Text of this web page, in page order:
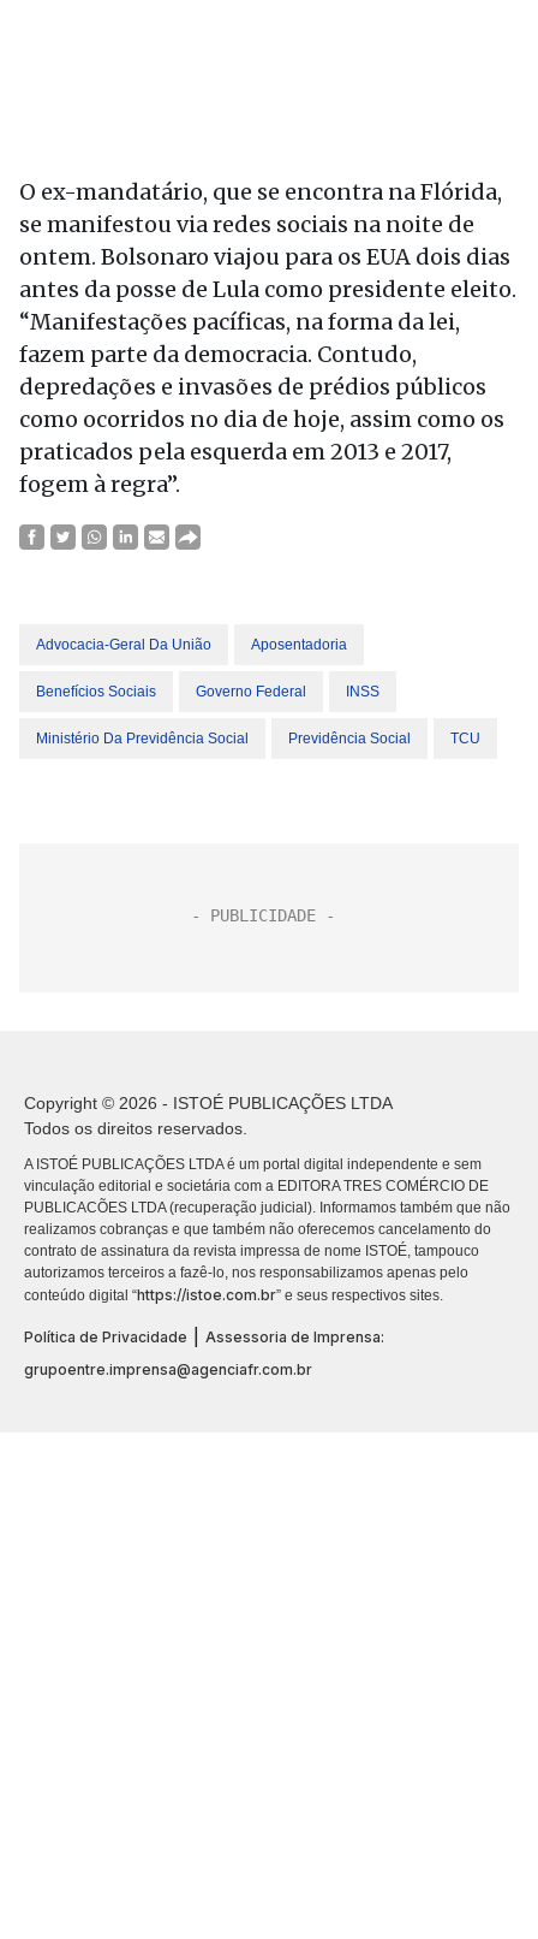
O ex-mandatário, que se encontra na Flórida,
se manifestou via redes sociais na noite de
ontem. Bolsonaro viajou para os EUA dois dias
antes da posse de Lula como presidente eleito.
“Manifestações pacíficas, na forma da lei,
fazem parte da democracia. Contudo,
depredações e invasões de prédios públicos
como ocorridos no dia de hoje, assim como os
praticados pela esquerda em 2013 e 2017,
fogem à regra”.
Advocacia-Geral Da União Aposentadoria
Benefícios Sociais Governo Federal INSS
Ministério Da Previdência Social Previdência Social TCU
Copyright © 2026 - ISTOÉ PUBLICAÇÕES LTDA
Todos os direitos reservados.
A ISTOÉ PUBLICAÇÕES LTDA é um portal digital independente e sem
vinculação editorial e societária com a EDITORA TRES COMÉRCIO DE
PUBLICACÕES LTDA (recuperação judicial). Informamos também que não
realizamos cobranças e que também não oferecemos cancelamento do
contrato de assinatura da revista impressa de nome ISTOÉ, tampouco
autorizamos terceiros a fazê-lo, nos responsabilizamos apenas pelo
conteúdo digital “https://istoe.com.br” e seus respectivos sites.
Política de Privacidade
Assessoria de Imprensa:
grupoentre.imprensa@agenciafr.com.br